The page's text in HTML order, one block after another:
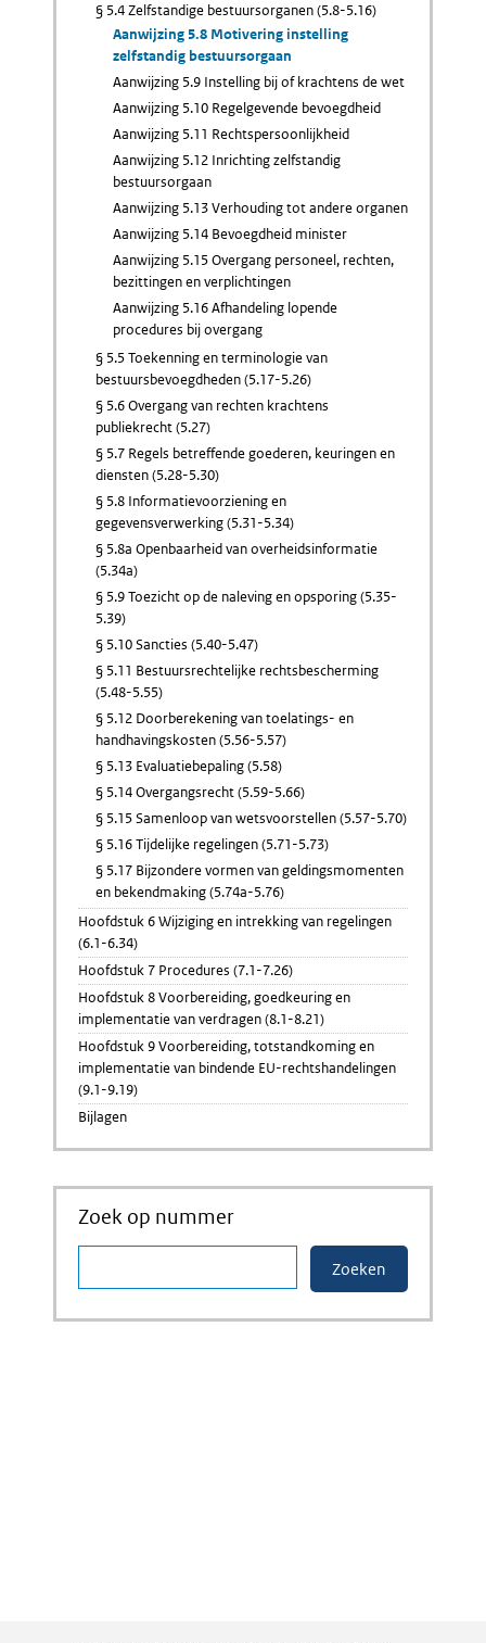
§ 5.4 Zelfstandige bestuursorganen (5.8-5.16)
Aanwijzing 5.8 Motivering instelling
zelfstandig bestuursorgaan
Aanwijzing 5.9 Instelling bij of krachtens de wet
Aanwijzing 5.10 Regelgevende bevoegdheid
Aanwijzing 5.11 Rechtspersoonlijkheid
Aanwijzing 5.12 Inrichting zelfstandig
bestuursorgaan
Aanwijzing 5.13 Verhouding tot andere organen
Aanwijzing 5.14 Bevoegdheid minister
Aanwijzing 5.15 Overgang personeel, rechten,
bezittingen en verplichtingen
Aanwijzing 5.16 Afhandeling lopende
procedures bij overgang
§ 5.5 Toekenning en terminologie van
bestuursbevoegdheden (5.17-5.26)
§ 5.6 Overgang van rechten krachtens
publiekrecht (5.27)
§ 5.7 Regels betreffende goederen, keuringen en
diensten (5.28-5.30)
§ 5.8 Informatievoorziening en
gegevensverwerking (5.31-5.34)
§ 5.8a Openbaarheid van overheidsinformatie
(5.34a)
§ 5.9 Toezicht op de naleving en opsporing (5.35-
5.39)
§ 5.10 Sancties (5.40-5.47)
§ 5.11 Bestuursrechtelijke rechtsbescherming
(5.48-5.55)
§ 5.12 Doorberekening van toelatings- en
handhavingskosten (5.56-5.57)
§ 5.13 Evaluatiebepaling (5.58)
§ 5.14 Overgangsrecht (5.59-5.66)
§ 5.15 Samenloop van wetsvoorstellen (5.57-5.70)
§ 5.16 Tijdelijke regelingen (5.71-5.73)
§ 5.17 Bijzondere vormen van geldingsmomenten
en bekendmaking (5.74a-5.76)
Hoofdstuk 6 Wijziging en intrekking van regelingen
(6.1-6.34)
Hoofdstuk 7 Procedures (7.1-7.26)
Hoofdstuk 8 Voorbereiding, goedkeuring en
implementatie van verdragen (8.1-8.21)
Hoofdstuk 9 Voorbereiding, totstandkoming en
implementatie van bindende EU-rechtshandelingen
(9.1-9.19)
Bijlagen
Zoek op nummer